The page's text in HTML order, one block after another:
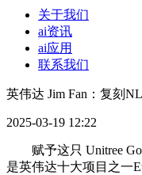
关于我们
ai资讯
ai应用
联系我们
英伟达 Jim Fan：复刻
2025-03-19 12:22
赋予这只 Unitree
是英伟达十大项目之一